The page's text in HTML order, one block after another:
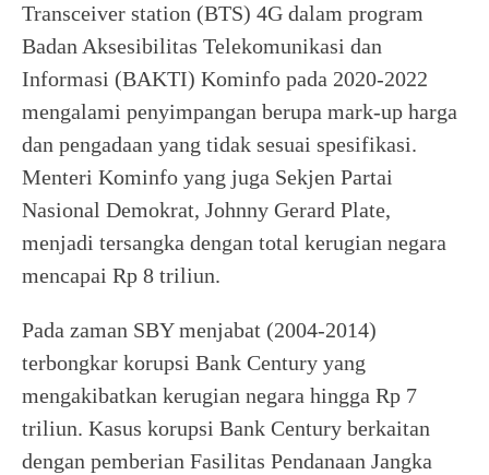
Transceiver station (BTS) 4G dalam program
Badan Aksesibilitas Telekomunikasi dan
Informasi (BAKTI) Kominfo pada 2020-2022
mengalami penyimpangan berupa mark-up harga
dan pengadaan yang tidak sesuai spesifikasi.
Menteri Kominfo yang juga Sekjen Partai
Nasional Demokrat, Johnny Gerard Plate,
menjadi tersangka dengan total kerugian negara
mencapai Rp 8 triliun.
Pada zaman SBY menjabat (2004-2014)
terbongkar korupsi Bank Century yang
mengakibatkan kerugian negara hingga Rp 7
triliun. Kasus korupsi Bank Century berkaitan
dengan pemberian Fasilitas Pendanaan Jangka